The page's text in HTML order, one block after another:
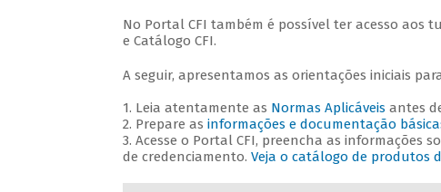
No Portal CFI também é possível ter acesso aos
e Catálogo CFI.
A seguir, apresentamos as orientações iniciais
1. Leia atentamente as Normas Aplicáveis antes
2. Prepare as informações e documentação
3. Acesse o Portal CFI, preencha as informações
de credenciamento. Veja o catálogo de produtos